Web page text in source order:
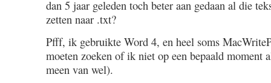
dan 5 jaar geleden toch beter aan gedaan al die
zetten naar .txt?
Pfff, ik gebruikte Word 4, en heel soms
moeten zoeken of ik niet op een bepaald moment
meen van wel).